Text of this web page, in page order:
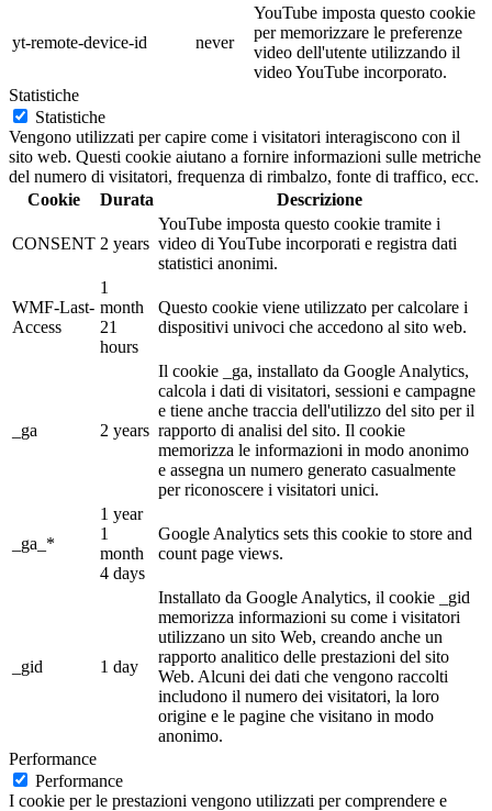
yt-remote-device-id never
YouTube imposta questo cookie
per memorizzare le preferenze
video dell'utente utilizzando il
video YouTube incorporato.
Statistiche
Statistiche
Vengono utilizzati per capire come i visitatori interagiscono con il
sito web. Questi cookie aiutano a fornire informazioni sulle metriche
del numero di visitatori, frequenza di rimbalzo, fonte di traffico, ecc.
Cookie
Durata Descrizione
CONSENT 2 years
YouTube imposta questo cookie tramite i
video di YouTube incorporati e registra dati
statistici anonimi.
WMF-Last-
Access
1
month
21
hours
Questo cookie viene utilizzato per calcolare i
dispositivi univoci che accedono al sito web.
_ga 2 years
Il cookie _ga, installato da Google Analytics,
calcola i dati di visitatori, sessioni e campagne
e tiene anche traccia dell'utilizzo del sito per il
rapporto di analisi del sito. Il cookie
memorizza le informazioni in modo anonimo
e assegna un numero generato casualmente
per riconoscere i visitatori unici.
_ga_*
1 year
1
month
4 days
Google Analytics sets this cookie to store and
count page views.
_gid 1 day
Installato da Google Analytics, il cookie _gid
memorizza informazioni su come i visitatori
utilizzano un sito Web, creando anche un
rapporto analitico delle prestazioni del sito
Web. Alcuni dei dati che vengono raccolti
includono il numero dei visitatori, la loro
origine e le pagine che visitano in modo
anonimo.
Performance
Performance
I cookie per le prestazioni vengono utilizzati per comprendere e